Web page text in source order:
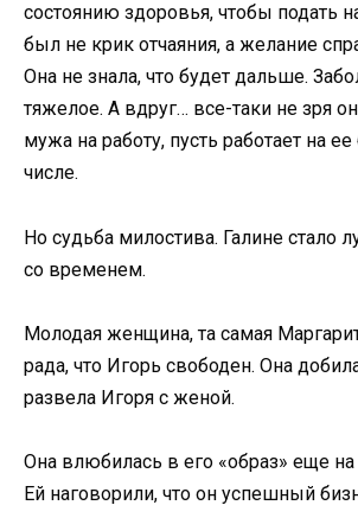
состоянию здоровья, чтобы подать
был не крик отчаяния, а желание
Она не знала, что будет дальше.
тяжелое. А вдруг… все-таки не зря
мужа на работу, пусть работает на
числе.
Но судьба милостива. Галине стало
со временем.
Молодая женщина, та самая
рада, что Игорь свободен. Она
развела Игоря с женой.
Она влюбилась в его «образ» еще на
Ей наговорили, что он успешный